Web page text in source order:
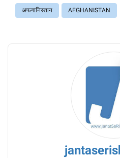
अफगानिस्तान AFGHANISTAN